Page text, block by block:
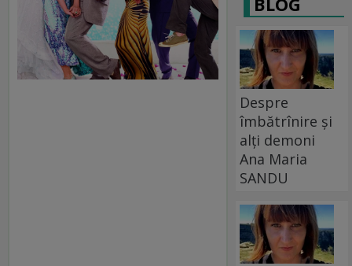
Despre
îmbătrînire și
alți demoni
Ana Maria
SANDU